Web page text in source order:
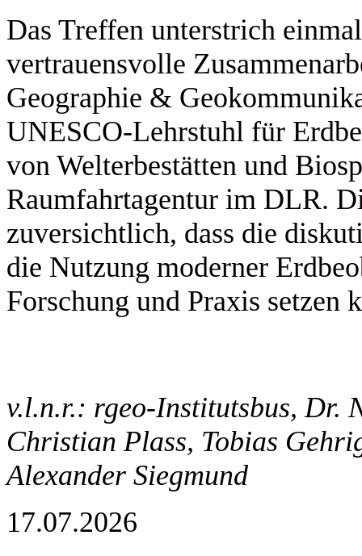
Das Treffen unterstrich
vertrauensvolle
Geographie &
UNESCO-Lehrstuhl für
von Welterbestätten und
Raumfahrtagentur im DLR.
zuversichtlich, dass die
die Nutzung moderner
Forschung und Praxis setzen
v.l.n.r.: rgeo-Institutsbus, Dr.
Christian Plass, Tobias
Alexander Siegmund
17.07.2026